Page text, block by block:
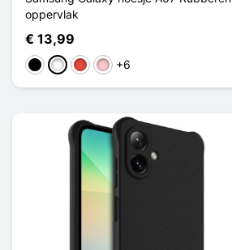
oppervlak
€ 13,99
ZwartWit RoodRoze+6